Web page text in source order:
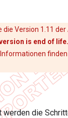
die Version 1.11
is end of life.
werden die